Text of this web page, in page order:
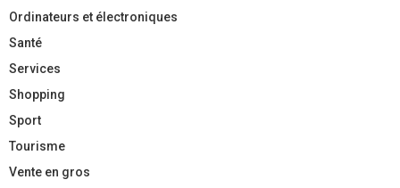
Ordinateurs et électroniques
Santé
Services
Shopping
Sport
Tourisme
Vente en gros